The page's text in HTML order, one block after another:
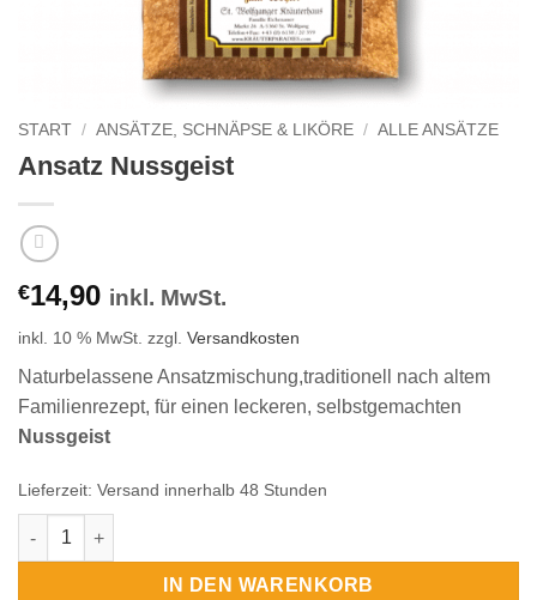
START / ANSÄTZE, SCHNÄPSE & LIKÖRE / ALLE ANSÄTZE
Ansatz Nussgeist
€14,90 inkl. MwSt.
inkl. 10 % MwSt. zzgl. Versandkosten
Naturbelassene Ansatzmischung,traditionell nach altem
Familienrezept, für einen leckeren, selbstgemachten
Nussgeist
Lieferzeit: Versand innerhalb 48 Stunden
Ansatz Nussgeist Menge
IN DEN WARENKORB